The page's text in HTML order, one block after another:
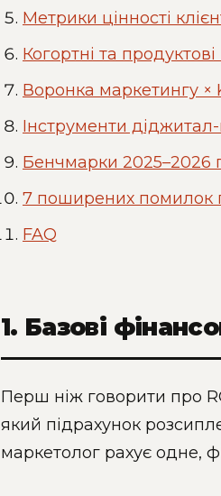
Метрики цінності
Когортні та
Воронка маркетингу ×
Інструменти
Бенчмарки 2025–2026
7 поширених помилок
FAQ
1. Базові
Перш ніж говорити про
який підрахунок
маркетолог рахує одне,